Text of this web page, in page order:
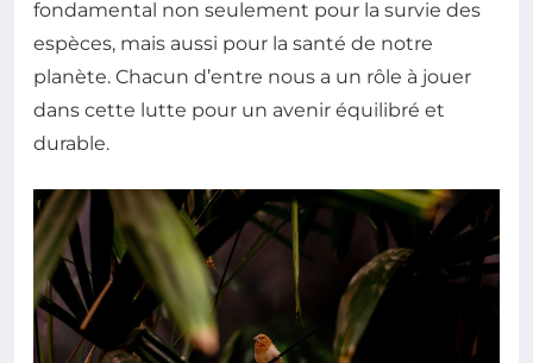
fondamental non seulement pour la survie des
espèces, mais aussi pour la santé de notre
planète. Chacun d’entre nous a un rôle à jouer
dans cette lutte pour un avenir équilibré et
durable.